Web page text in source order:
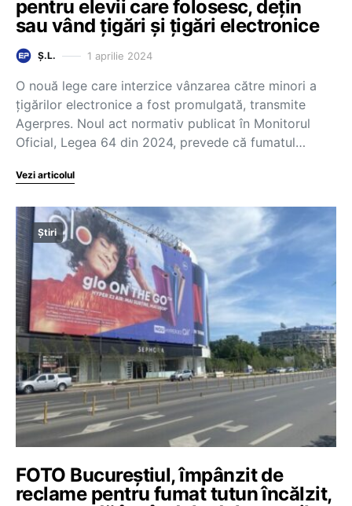
pentru elevii care folosesc, dețin
sau vând țigări și țigări electronice
Ș.L. 1 aprilie 2024
O nouă lege care interzice vânzarea către minori a
țigărilor electronice a fost promulgată, transmite
Agerpres. Noul act normativ publicat în Monitorul
Oficial, Legea 64 din 2024, prevede că fumatul…
Vezi articolul
Știri
FOTO Bucureștiul, împânzit de
reclame pentru fumat tutun încălzit,